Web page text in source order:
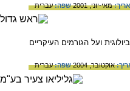
מאי-יוני, 2001 שפה:עברית
ועל הגורמים העיקריים
אוקטובר, 2004 שפה:עברית